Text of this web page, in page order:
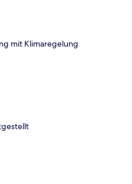
mit Klimaregelung